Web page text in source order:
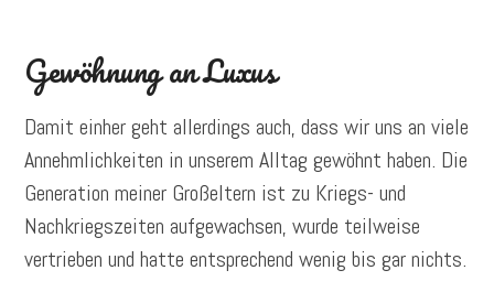
Gewöhnung an Luxus
Damit einher geht allerdings auch, dass wir uns an viele
Annehmlichkeiten in unserem Alltag gewöhnt haben. Die
Generation meiner Großeltern ist zu Kriegs- und
Nachkriegszeiten aufgewachsen, wurde teilweise
vertrieben und hatte entsprechend wenig bis gar nichts.